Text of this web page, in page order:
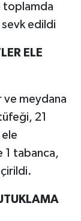
toplamda
sevk edildi
ELE
ve meydana
21
ele
1 tabanca,